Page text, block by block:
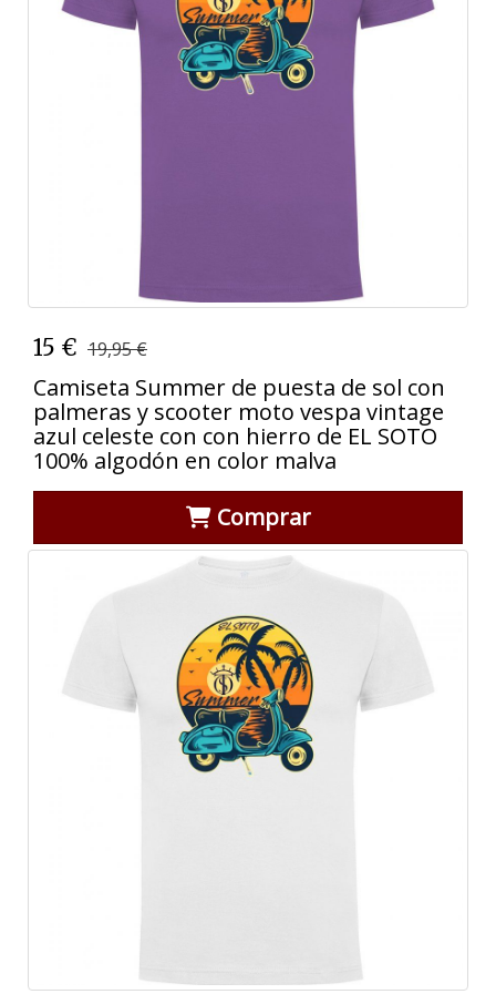
15 € 19,95 €
Camiseta Summer de puesta de sol con
palmeras y scooter moto vespa vintage
azul celeste con con hierro de EL SOTO
100% algodón en color malva
Comprar